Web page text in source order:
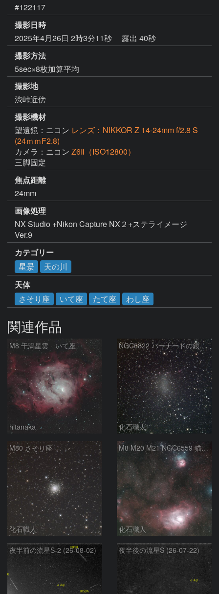
#122117
撮影日時
2025年4月26日 2時3分11秒
露出 40秒
撮影方法
5sec×8枚加算平均
撮影地
渋峠近傍
撮影機材
望遠鏡：ニコン レンズ：NIKKOR Z 14-24mm f/2.8 S
(24ｍｍF2.8)
カメラ：ニコン Z6Ⅱ（ISO12800）
三脚固定
焦点距離
24mm
画像処理
NX Studio +Nikon Capture NX２+ステライメージ
Ver.9
カテゴリー
星景
天の川
天体
さそり座
いて座 たて座 わし座
関連作品
M8 干潟星雲 いて座
hltanaka
NGC6822 バーナードの銀河 いて座
化石職人
M80 さそり座
化石職人
M8 M20 M21 NGC6559 猫の手星雲 いて座
化石職人
夜半前の流星S-2 (26-08-02) 夜半後の流星S (26-07-22)